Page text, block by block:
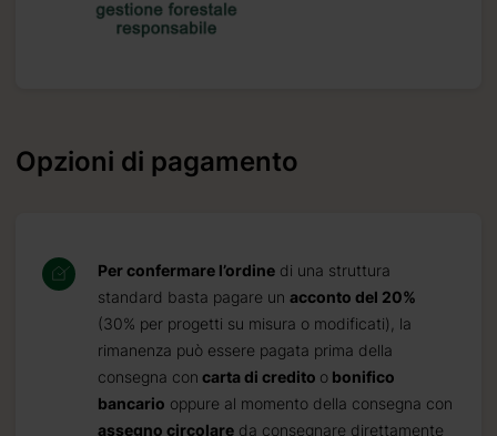
Opzioni di pagamento
Per confermare l’ordine di una struttura
standard basta pagare un acconto del 20%
(30% per progetti su misura o modificati), la
rimanenza può essere pagata prima della
consegna con carta di credito o bonifico
bancario oppure al momento della consegna con
assegno circolare da consegnare direttamente